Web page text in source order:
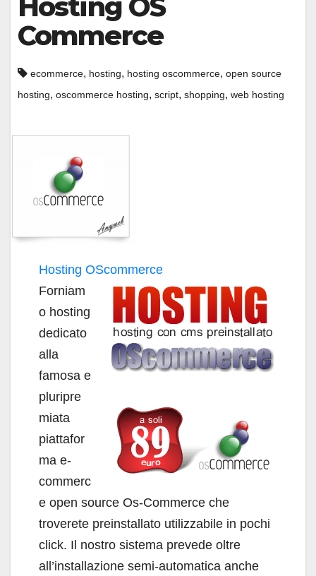
Hosting OS
Commerce
ecommerce, hosting, hosting oscommerce, open source
hosting, oscommerce hosting, script, shopping, web hosting
Hosting OScommerce
Forniam
o hosting
dedicato
alla
famosa e
pluripre
miata
piattafor
ma e-
commerc
e open source Os-Commerce che
troverete preinstallato utilizzabile in pochi
click. Il nostro sistema prevede oltre
all’installazione semi-automatica anche